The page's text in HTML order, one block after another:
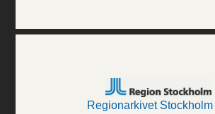
Regionarkivet Stockholm